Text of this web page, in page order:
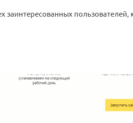
заинтересованных